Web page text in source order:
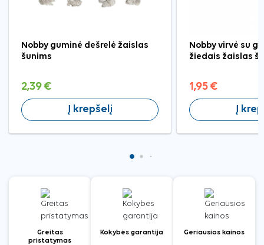
Nobby guminė dešrelė žaislas
šunims
2,39 €
Į krepšelį
Nobby virvė su
žiedais žaislas
1,95 €
Į
Greitas
pristatymas
Kokybės garantija Geriausios kainos